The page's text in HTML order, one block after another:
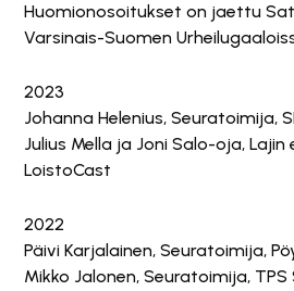
Huomionosoitukset on jaettu
Varsinais-Suomen
2023
Johanna Helenius, Seuratoimija,
Julius Mella ja Joni Salo-oja,
LoistoCast
2022
Päivi Karjalainen, Seuratoimija,
Mikko Jalonen, Seuratoimija,